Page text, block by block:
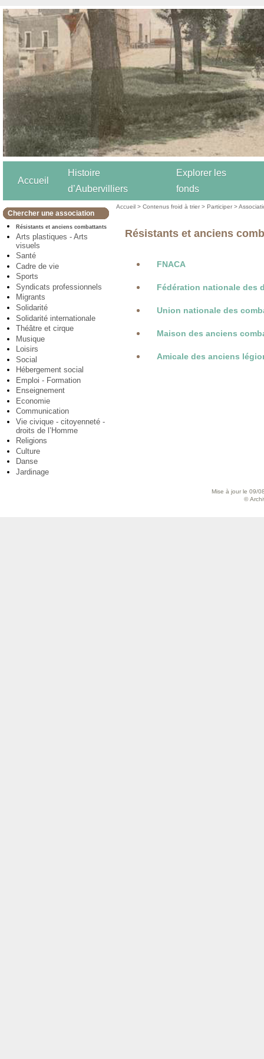
Accueil
Histoire
d’Aubervilliers
Explorer les
fonds
Chercher une association
Résistants et anciens combattants
Arts plastiques - Arts
visuels
Santé
Cadre de vie
Sports
Syndicats professionnels
Migrants
Solidarité
Solidarité internationale
Théâtre et cirque
Musique
Loisirs
Social
Hébergement social
Emploi - Formation
Enseignement
Economie
Communication
Vie civique - citoyenneté -
droits de l’Homme
Religions
Culture
Danse
Jardinage
Accueil >Contenus froid à trier >Participer >
Résistants et anciens
FNACA
Fédération nationale des
Union nationale des
Maison des anciens
Amicale des anciens
Mise à jour le 09/
©